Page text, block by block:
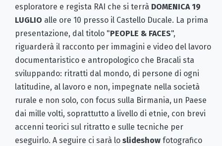
esploratore e regista RAI che si terrà DOMENICA 19
LUGLIO alle ore 10 presso il Castello Ducale. La prima
presentazione, dal titolo "PEOPLE & FACES",
riguarderà il racconto per immagini e video del lavoro
documentaristico e antropologico che Bracali sta
sviluppando: ritratti dal mondo, di persone di ogni
latitudine, al lavoro e non, impegnate nella società
rurale e non solo, con focus sulla Birmania, un Paese
dai mille volti, soprattutto a livello di etnie, con brevi
accenni teorici sul ritratto e sulle tecniche per
eseguirlo. A seguire ci sarà lo slideshow fotografico